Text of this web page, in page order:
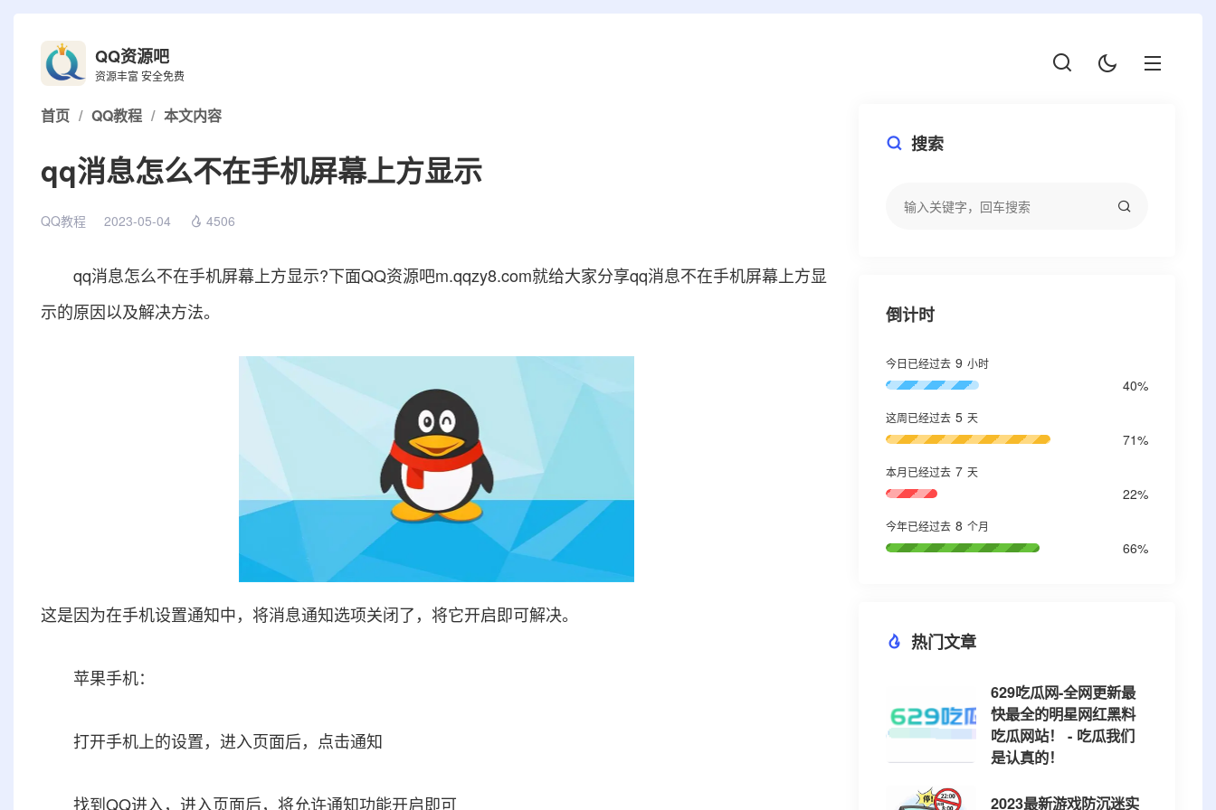
QQ资源吧
资源丰富 安全免费
首页 / QQ教程 / 本文内容
qq消息怎么不在手机屏幕上方显示
QQ教程 2023-05-04 4506
qq消息怎么不在手机屏幕上方显示?下面QQ资源吧m.qqzy8.com就给大家分享qq消息不在手机屏幕上方显
示的原因以及解决方法。
这是因为在手机设置通知中，将消息通知选项关闭了，将它开启即可解决。
苹果手机：
打开手机上的设置，进入页面后，点击通知
找到QQ进入，进入页面后，将允许通知功能开启即可
搜索
倒计时
今日已经过去 9 小时
40%
这周已经过去 5 天
71%
本月已经过去 7 天
22%
今年已经过去 8 个月
66%
热门文章
629吃瓜网-全网更新最
快最全的明星网红黑料
吃瓜网站！ - 吃瓜我们
是认真的！
2023最新游戏防沉迷实